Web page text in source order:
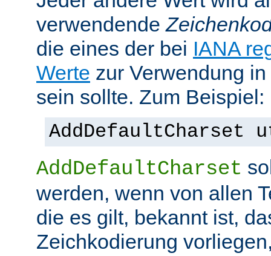
verwendende
die eines der bei IANA
Werte zur Verwendung
sein sollte. Zum Beispiel:
AddDefaultCharset
AddDefaultCharset
werden, wenn von allen
die es gilt, bekannt ist,
Zeichkodierung